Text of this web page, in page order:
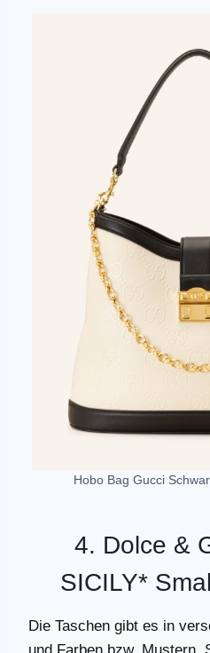
Hobo Bag Gucci
4. Dolce &
SICILY*
Die Taschen gibt es in
und Farben bzw. Mustern.